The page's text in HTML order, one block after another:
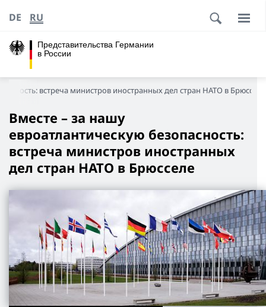
Представительства Германии
в России
DE RU
встреча министров иностранных дел стран НАТО в Брюсселе
Вместе – за нашу
евроатлантическую безопасность:
встреча министров иностранных
дел стран НАТО в Брюсселе